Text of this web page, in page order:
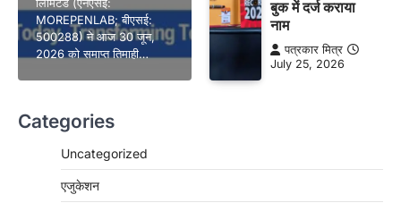
MOREPENLAB; बीएसई:
500288) ने आज 30 जून,
2026 को समाप्त तिमाही…
बुक में दर्ज कराया
नाम
पत्रकार मित्र
July 25, 2026
Categories
Uncategorized
एजुकेशन